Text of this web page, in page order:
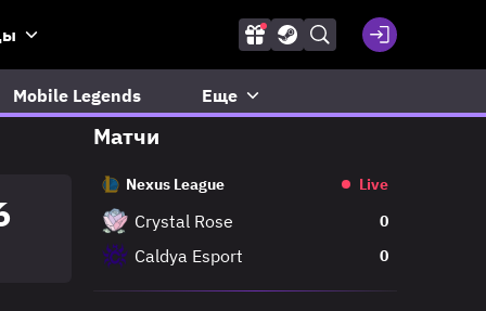
Mobile Legends Еще
Матчи
Nexus League Live
Crystal Rose 0
Caldya Esport 0